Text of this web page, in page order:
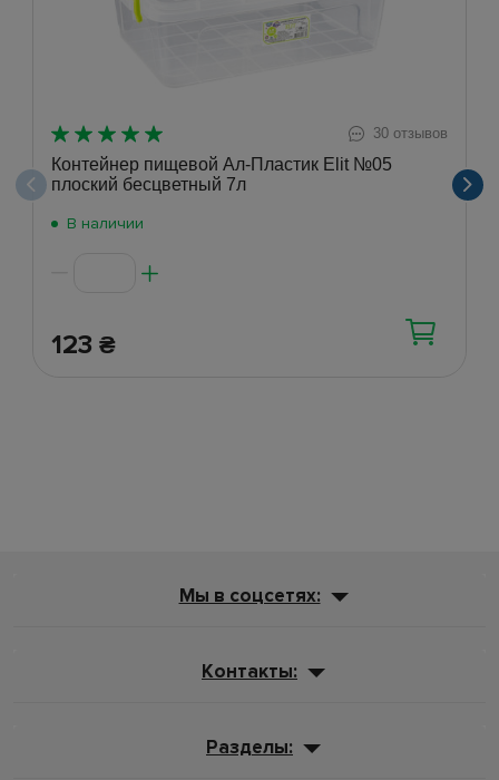
30 отзывов
Контейнер пищевой Ал-Пластик Elit №05
плоский бесцветный 7л
В наличии
123 ₴
Мы в соцсетях:
Контакты:
Разделы: